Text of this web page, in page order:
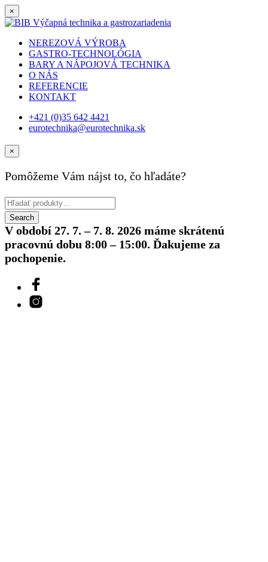
×
NEREZOVÁ VÝROBA
GASTRO-TECHNOLÓGIA
BARY A NÁPOJOVÁ TECHNIKA
O NÁS
REFERENCIE
KONTAKT
+421 (0)35 642 4421
eurotechnika@eurotechnika.sk
×
Pomôžeme Vám nájst to, čo hľadáte?
V období 27. 7. – 7. 8. 2026 máme skrátenú
pracovnú dobu 8:00 – 15:00. Ďakujeme za
pochopenie.